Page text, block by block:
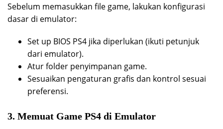
Sebelum memasukkan file game, lakukan konfigurasi
dasar di emulator:
Set up BIOS PS4 jika diperlukan (ikuti petunjuk
dari emulator).
Atur folder penyimpanan game.
Sesuaikan pengaturan grafis dan kontrol sesuai
preferensi.
3. Memuat Game PS4 di Emulator